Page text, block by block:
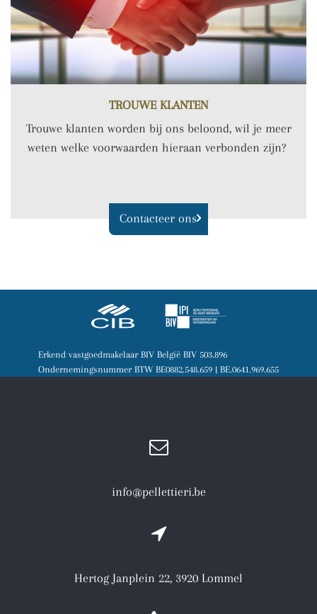
TROUWE KLANTEN
Trouwe klanten worden bij ons beloond, wil je meer
weten welke voorwaarden hieraan verbonden zijn?
Contacteer ons
Erkend vastgoedmakelaar BIV België BIV 503.896
Ondernemingsnummer BTW BE0882.548.659 | BE.0641.969.655
info@pellettieri.be
Hertog Janplein 22, 3920 Lommel